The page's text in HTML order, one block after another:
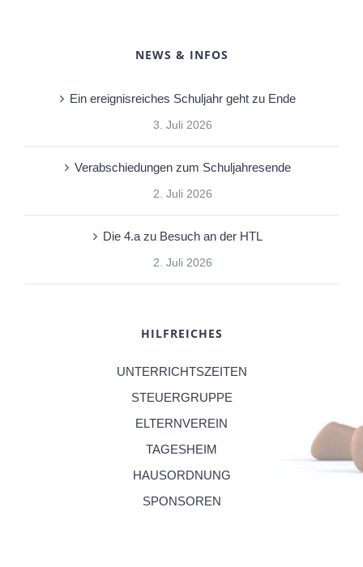
NEWS & INFOS
Ein ereignisreiches Schuljahr geht zu Ende
3. Juli 2026
Verabschiedungen zum Schuljahresende
2. Juli 2026
Die 4.a zu Besuch an der HTL
2. Juli 2026
HILFREICHES
UNTERRICHTSZEITEN
STEUERGRUPPE
ELTERNVEREIN
TAGESHEIM
HAUSORDNUNG
SPONSOREN